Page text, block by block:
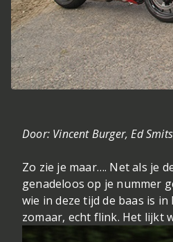
Door: Vincent Burger, Ed Smits
Zo zie je maar…. Net als je
genadeloos op je nummer
wie in deze tijd de baas is
zomaar, echt flink. Het lijkt